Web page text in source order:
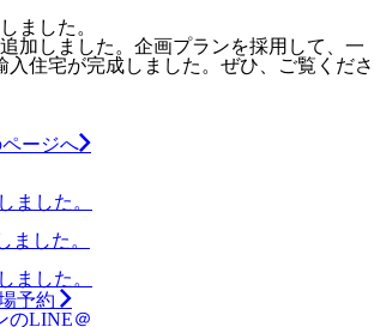
ました。
加しました。企画プランを採用して、一
入住宅が完成しました。ぜひ、ご覧くださ
ージへ
ました。
ました。
ました。
予約